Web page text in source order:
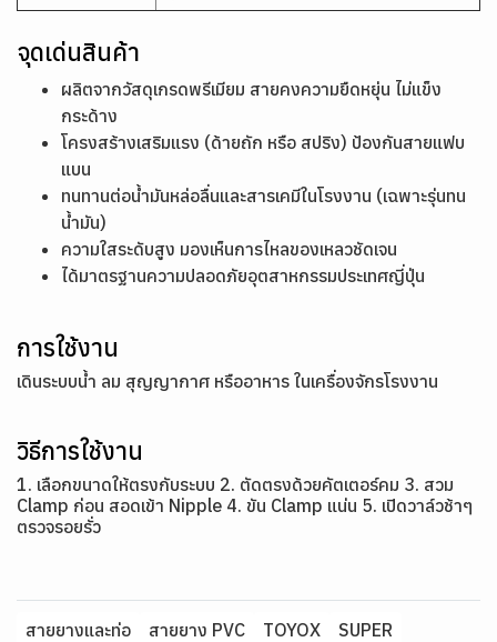
จุดเด่นสินค้า
ผลิตจากวัสดุเกรดพรีเมียม สายคงความยืดหยุ่น ไม่แข็ง
กระด้าง
โครงสร้างเสริมแรง (ด้ายถัก หรือ สปริง) ป้องกันสายแฟบ
แบน
ทนทานต่อน้ำมันหล่อลื่นและสารเคมีในโรงงาน (เฉพาะรุ่นทน
น้ำมัน)
ความใสระดับสูง มองเห็นการไหลของเหลวชัดเจน
ได้มาตรฐานความปลอดภัยอุตสาหกรรมประเทศญี่ปุ่น
การใช้งาน
เดินระบบน้ำ ลม สุญญากาศ หรืออาหาร ในเครื่องจักรโรงงาน
วิธีการใช้งาน
1. เลือกขนาดให้ตรงกับระบบ 2. ตัดตรงด้วยคัตเตอร์คม 3. สวม
Clamp ก่อน สอดเข้า Nipple 4. ขัน Clamp แน่น 5. เปิดวาล์วช้าๆ
ตรวจรอยรั่ว
สายยางและท่อ สายยาง PVC TOYOX
SUPER